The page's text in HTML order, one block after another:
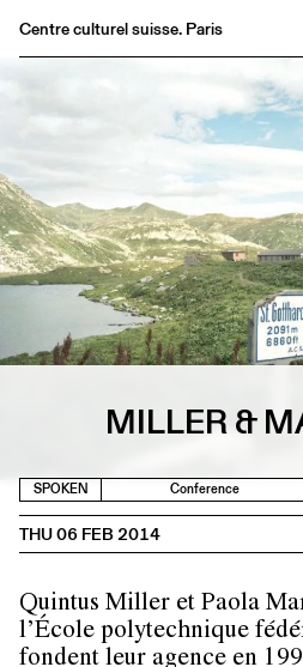
Centre culturel suisse. Paris
Bookshop
Archives
Medias
Publications
FR/EN
MILLER &
SPOKEN Conference
THU 06 FEB 2014
Quintus Miller et Paola
l’École polytechnique
fondent leur agence en